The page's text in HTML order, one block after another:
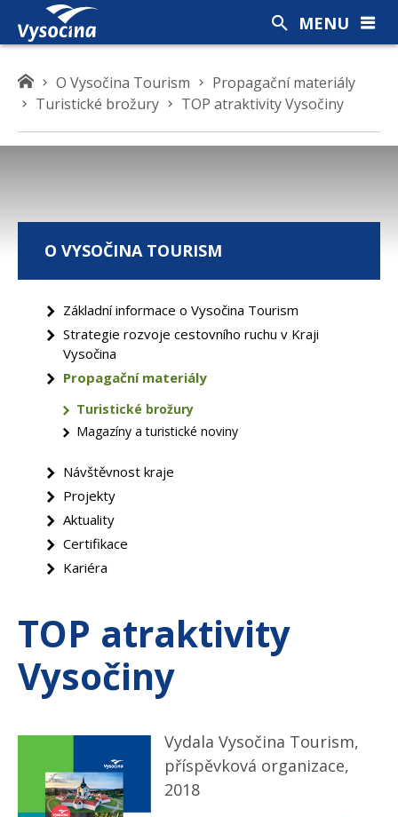
K
d
s
O Vysočina Tourism
Propagační materiály
Turistické brožury
TOP atraktivity Vysočiny
TOP atraktivity
Vysočiny
Vydala Vysočina Tourism,
příspěvková organizace,
2018
O VYSOČINA TOURISM
Základní informace o Vysočina Tourism
Strategie rozvoje cestovního ruchu v Kraji
Vysočina
Propagační materiály
Turistické brožury
Magazíny a turistické noviny
Návštěvnost kraje
Projekty
Aktuality
Certifikace
Kariéra
MENU